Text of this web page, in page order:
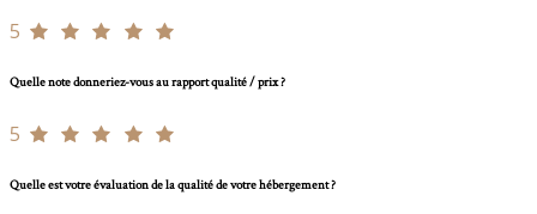
5
Quelle note donneriez-vous au rapport qualité / prix ?
5
Quelle est votre évaluation de la qualité de votre hébergement ?